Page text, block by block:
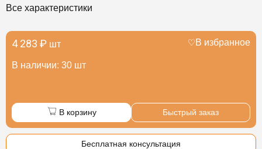
Все характеристики
4 283 ₽ шт
В наличии: 30 шт
В избранное
В корзину Быстрый заказ
Бесплатная консультация